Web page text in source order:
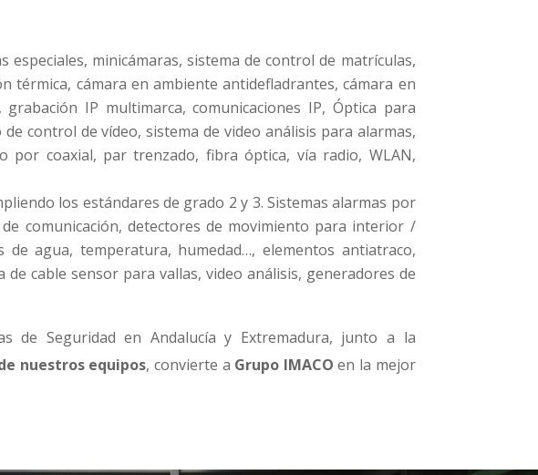
especiales, minicámaras, sistema de control de matrículas,
térmica, cámara en ambiente antidefladrantes, cámara en
IP multimarca, comunicaciones IP, Óptica para
control de vídeo, sistema de video análisis para alarmas,
por coaxial, par trenzado, fibra óptica, vía radio, WLAN,
los estándares de grado 2 y 3. Sistemas alarmas por
comunicación, detectores de movimiento para interior /
agua, temperatura, humedad…, elementos antiatraco,
cable sensor para vallas, video análisis, generadores de
de Seguridad en Andalucía y Extremadura, junto a la
nuestros equipos, convierte a Grupo IMACO en la mejor